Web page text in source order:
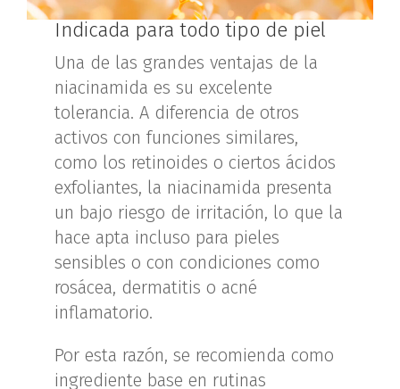
Indicada para todo tipo de piel
Una de las grandes ventajas de la
niacinamida es su excelente
tolerancia. A diferencia de otros
activos con funciones similares,
como los retinoides o ciertos ácidos
exfoliantes, la niacinamida presenta
un bajo riesgo de irritación, lo que la
hace apta incluso para pieles
sensibles o con condiciones como
rosácea, dermatitis o acné
inflamatorio.
Por esta razón, se recomienda como
ingrediente base en rutinas